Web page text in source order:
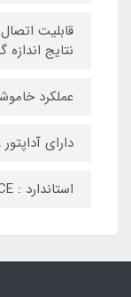
نتایج
عملکرد
دارای
استاندارد : CE و ISO.